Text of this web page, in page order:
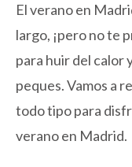
El verano en
largo, ¡pero no te
para huir del calor
peques. Vamos a
todo tipo para
verano en Madrid.